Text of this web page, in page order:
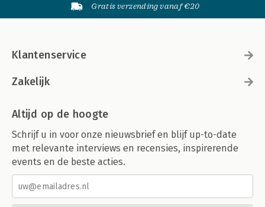
Gratis verzending vanaf €20
Klantenservice
Zakelijk
Altijd op de hoogte
Schrijf u in voor onze nieuwsbrief en blijf up-to-date
met relevante interviews en recensies, inspirerende
events en de beste acties.